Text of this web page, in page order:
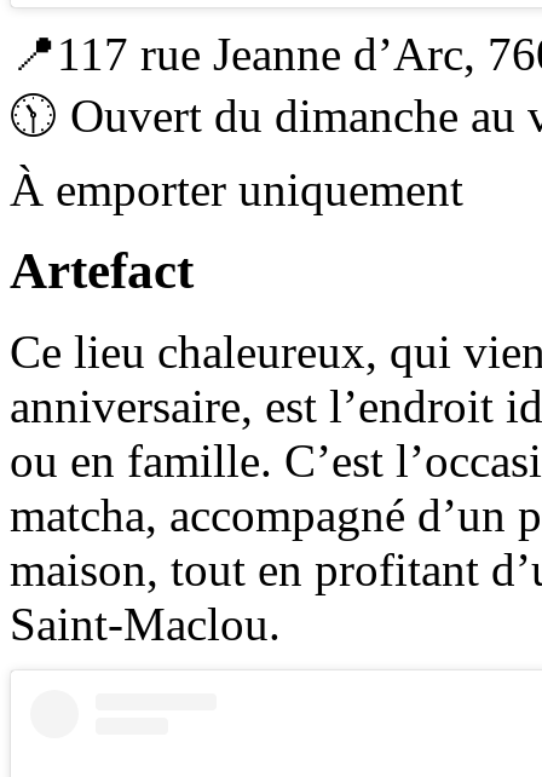
📍117 rue Jeanne d’Arc,
🕦 Ouvert du dimanche au
À emporter uniquement
Artefact
Ce lieu chaleureux, qui
anniversaire, est l’endroit
ou en famille. C’est
matcha, accompagné d’un
maison, tout en profitant
Saint-Maclou.